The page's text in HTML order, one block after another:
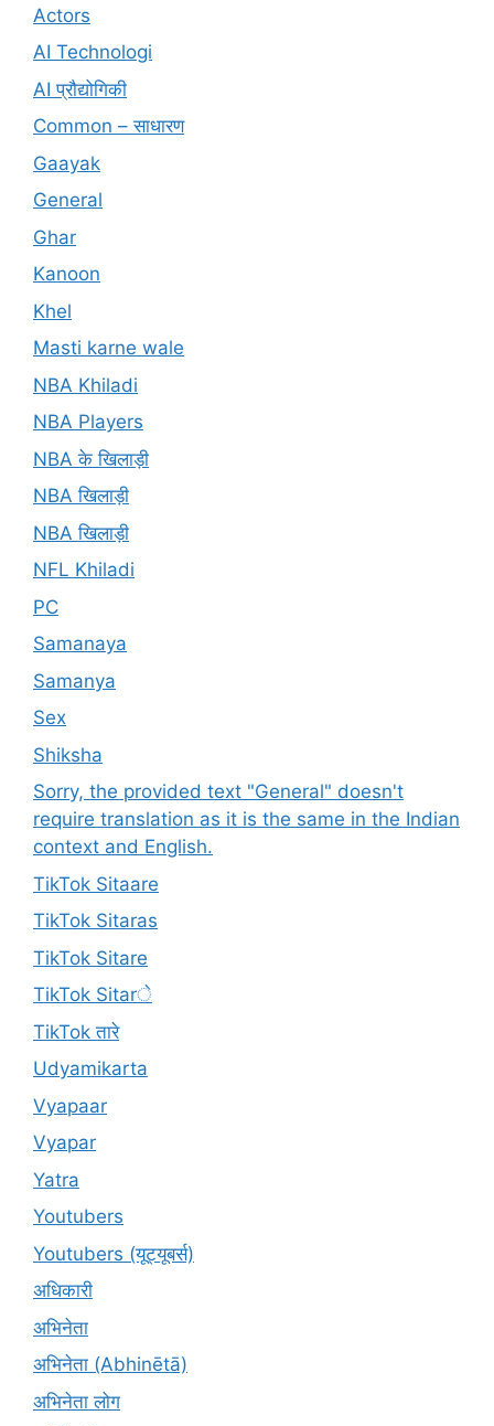
Actors
AI Technologi
AI प्रौद्योगिकी
Common – साधारण
Gaayak
General
Ghar
Kanoon
Khel
Masti karne wale
NBA Khiladi
NBA Players
NBA के खिलाड़ी
NBA खिलाड़ी
NBA खिलाड़ी
NFL Khiladi
PC
Samanaya
Samanya
Sex
Shiksha
Sorry, the provided text "General" doesn't
require translation as it is the same in the Indian
context and English.
TikTok Sitaare
TikTok Sitaras
TikTok Sitare
TikTok Sitarे
TikTok तारे
Udyamikarta
Vyapaar
Vyapar
Yatra
Youtubers
Youtubers (यूट्यूबर्स)
अधिकारी
अभिनेता
अभिनेता (Abhinētā)
अभिनेता लोग